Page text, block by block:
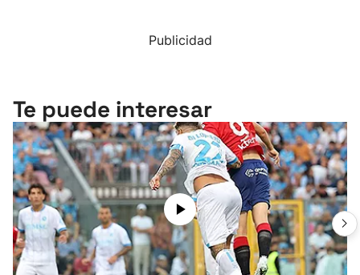
Publicidad
Te puede interesar